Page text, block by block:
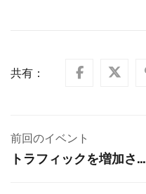
共有：
前回のイベント
トラフィックを増加させ